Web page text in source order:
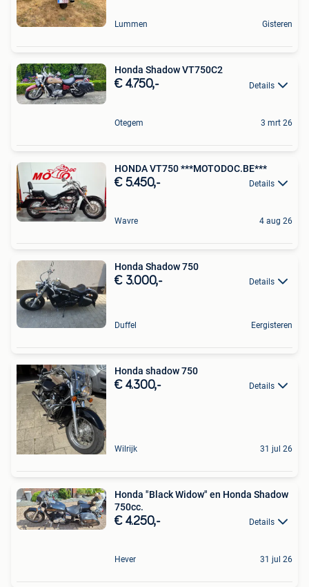
Lummen Gisteren
Honda Shadow VT750C2
€ 4.750,- Details
Otegem 3 mrt 26
HONDA VT750 ***MOTODOC.BE***
€ 5.450,- Details
Wavre 4 aug 26
Honda Shadow 750
€ 3.000,- Details
Duffel Eergisteren
Honda shadow 750
€ 4.300,- Details
Wilrijk 31 jul 26
Honda "Black Widow" en Honda Shadow
750cc.
€ 4.250,- Details
Hever 31 jul 26